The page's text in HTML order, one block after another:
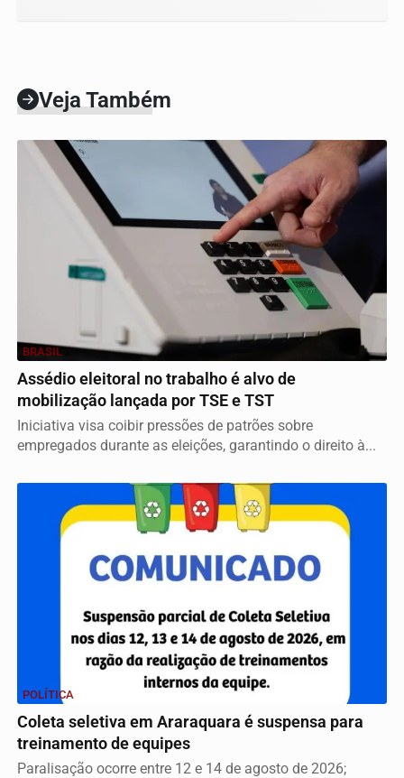
Veja Também
BRASIL
Assédio eleitoral no trabalho é alvo de
mobilização lançada por TSE e TST
Iniciativa visa coibir pressões de patrões sobre
empregados durante as eleições, garantindo o direito à...
POLÍTICA
Coleta seletiva em Araraquara é suspensa para
treinamento de equipes
Paralisação ocorre entre 12 e 14 de agosto de 2026;